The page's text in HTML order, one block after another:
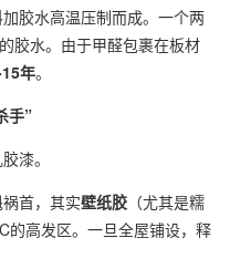
胶水高温压制而成。一个两
胶水。由于甲醛包裹在板材
年。
手”
漆。
首，其实壁纸胶 （尤其是糯
的高发区。一旦全屋铺设，释